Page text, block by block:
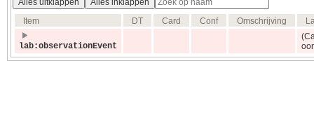
Alles uitklappen
Alles inklappen
Item
DT Card Conf Omschrijving
lab:observationEvent